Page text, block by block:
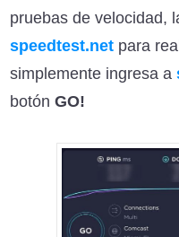
pruebas de velocidad,
speedtest.net para
simplemente ingresa a
botón GO!